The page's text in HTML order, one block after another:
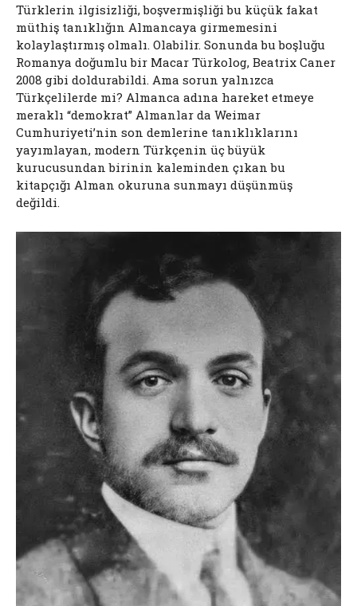
Türklerin ilgisizliği, boşvermişliği bu küçük fakat
müthiş tanıklığın Almancaya girmemesini
kolaylaştırmış olmalı. Olabilir. Sonunda bu boşluğu
Romanya doğumlu bir Macar Türkolog, Beatrix Caner
2008 gibi doldurabildi. Ama sorun yalnızca
Türkçelilerde mi? Almanca adına hareket etmeye
meraklı “demokrat” Almanlar da Weimar
Cumhuriyeti’nin son demlerine tanıklıklarını
yayımlayan, modern Türkçenin üç büyük
kurucusundan birinin kaleminden çıkan bu
kitapçığı Alman okuruna sunmayı düşünmüş
değildi.